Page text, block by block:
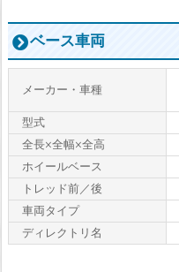
ベース車両
メーカー・車種
型式
全長×全幅×全高
ホイールベース
トレッド前／後
車両タイプ
ディレクトリ名